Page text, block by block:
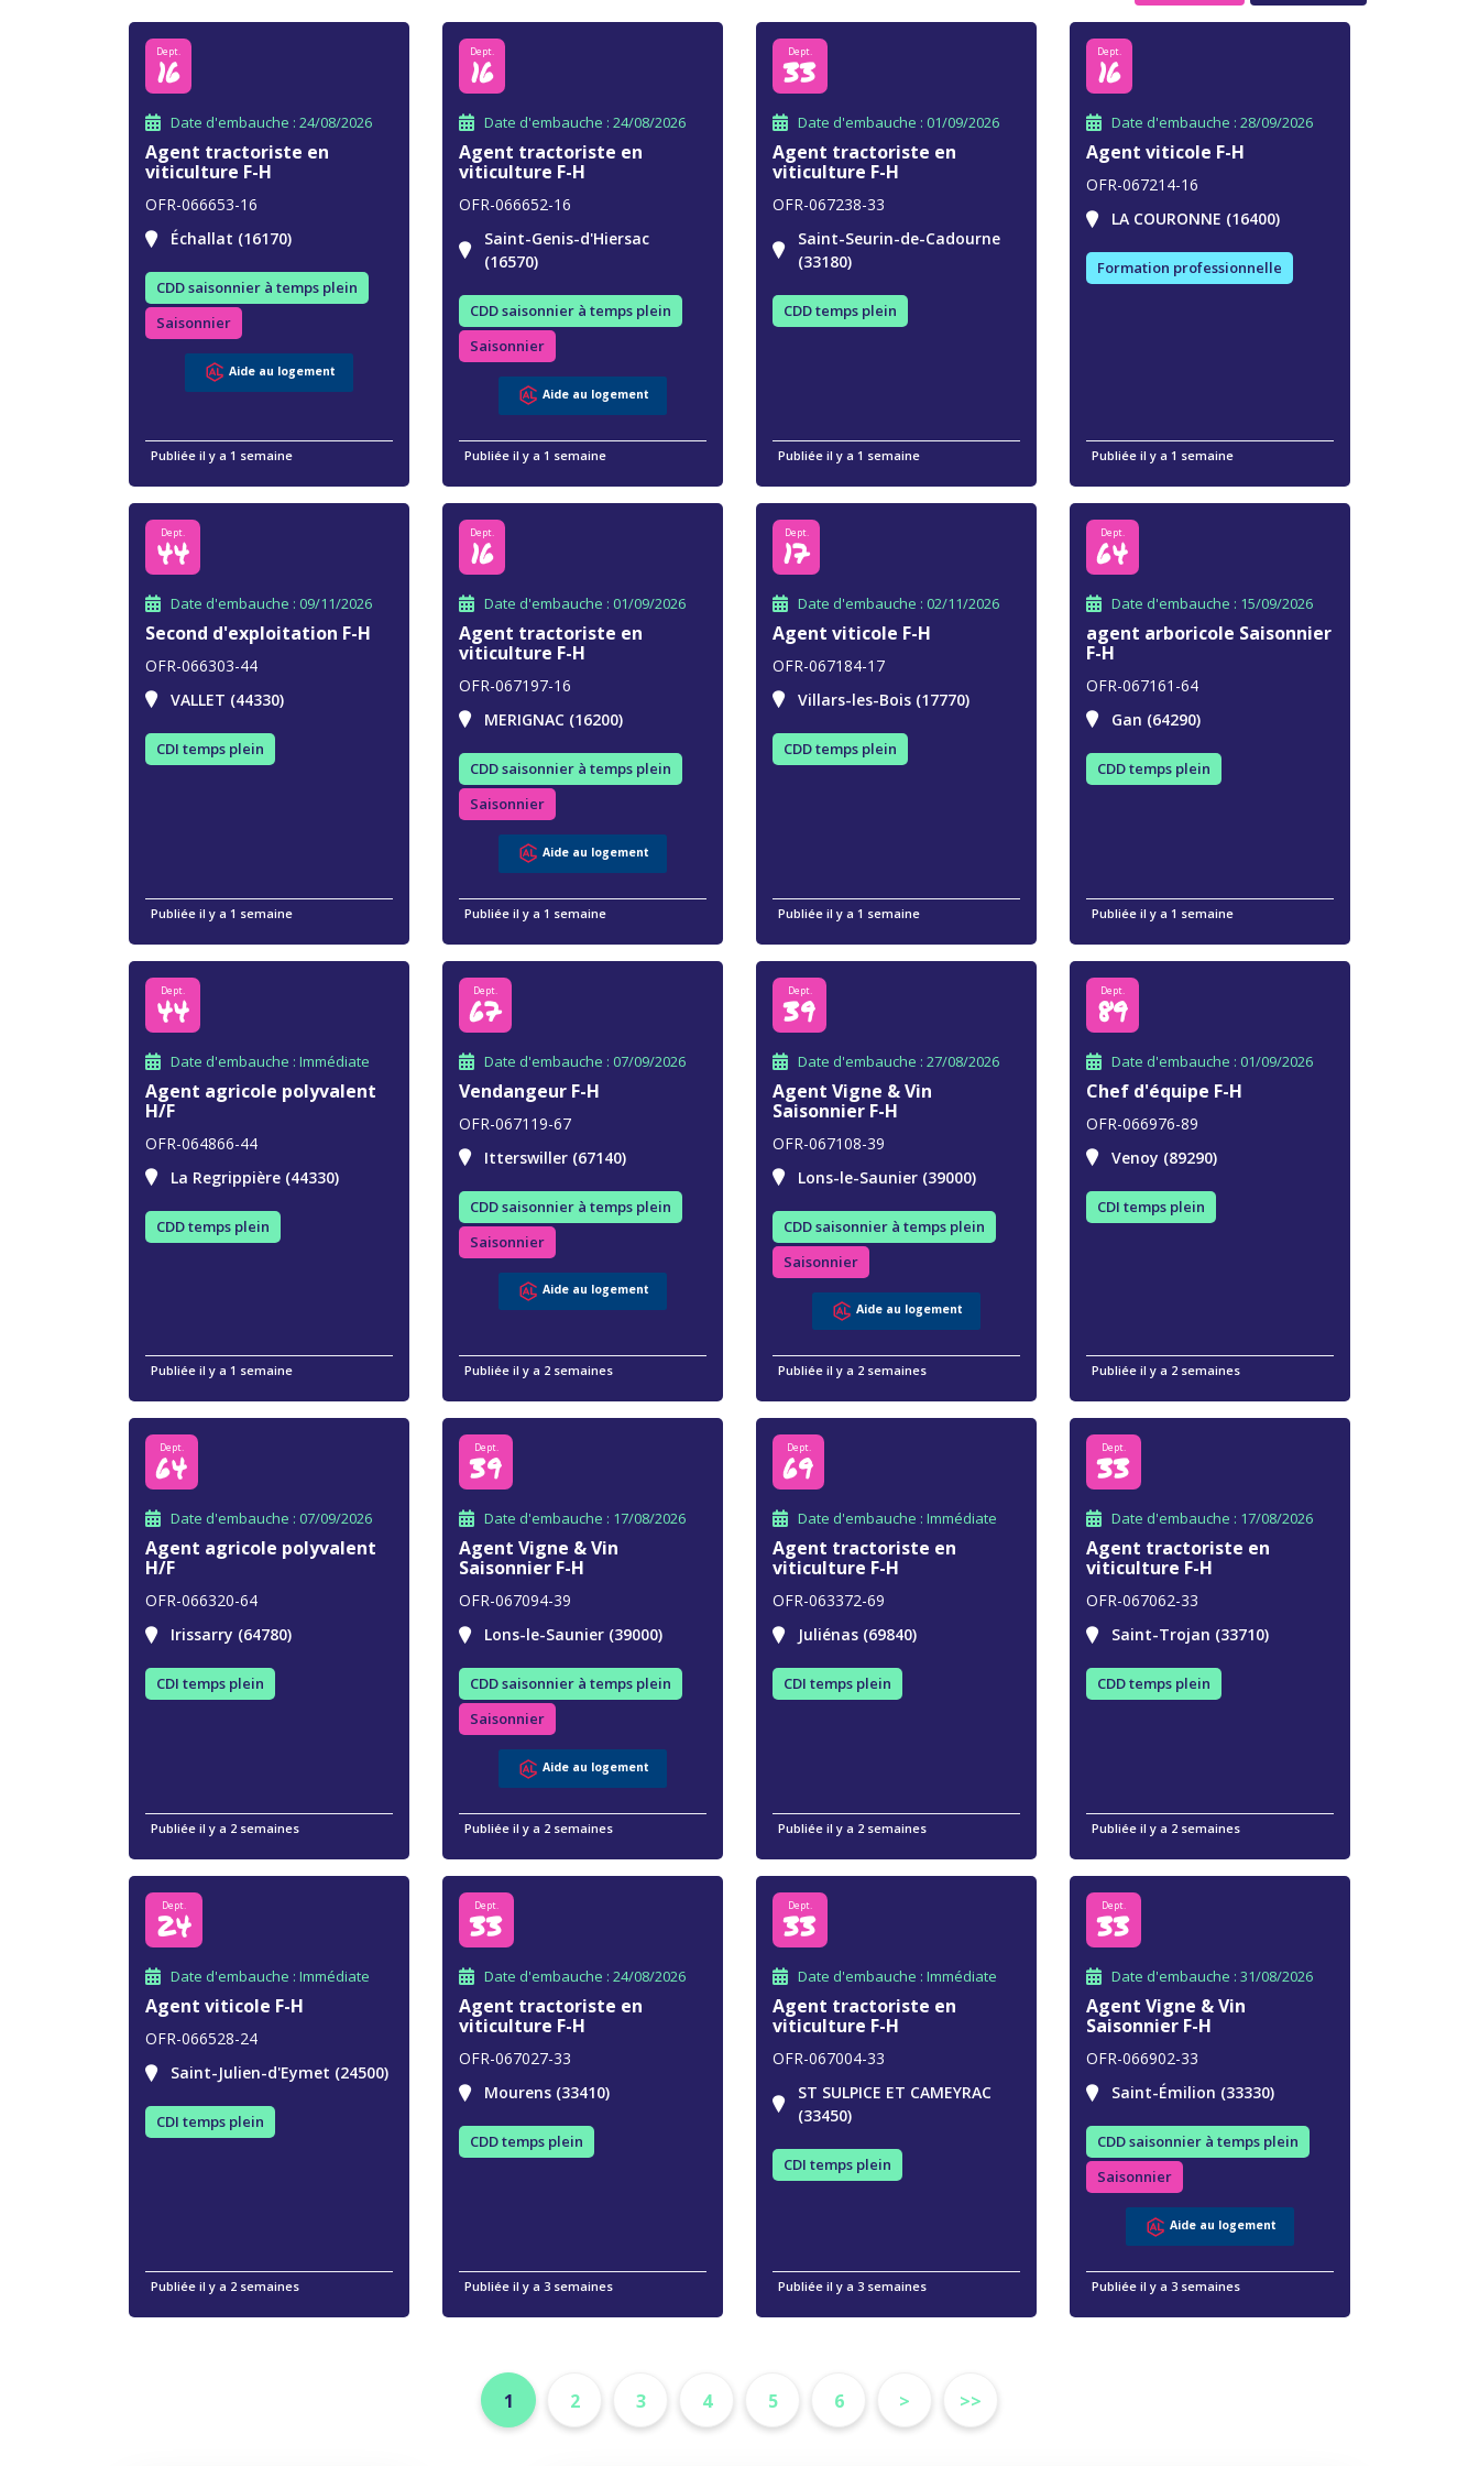
Dept.
16
Date d'embauche : 24/08/2026
Agent tractoriste en
viticulture F-H
OFR-066653-16
Échallat (16170)
CDD saisonnier à temps plein
Saisonnier
Aide au logement
Publiée il y a 1 semaine
Dept.
16
Date d'embauche : 24/08/2026
Agent tractoriste en
viticulture F-H
OFR-066652-16
Saint-Genis-d'Hiersac
(16570)
CDD saisonnier à temps plein
Saisonnier
Aide au logement
Publiée il y a 1 semaine
Dept.
33
Date d'embauche : 01/09/2026
Agent tractoriste en
viticulture F-H
OFR-067238-33
Saint-Seurin-de-Cadourne
(33180)
CDD temps plein
Publiée il y a 1 semaine
Dept.
16
Date d'embauche : 28/09/2026
Agent viticole F-H
OFR-067214-16
LA COURONNE (16400)
Formation professionnelle
Publiée il y a 1 semaine
Dept.
44
Date d'embauche : 09/11/2026
Second d'exploitation F-H
OFR-066303-44
VALLET (44330)
CDI temps plein
Publiée il y a 1 semaine
Dept.
16
Date d'embauche : 01/09/2026
Agent tractoriste en
viticulture F-H
OFR-067197-16
MERIGNAC (16200)
CDD saisonnier à temps plein
Saisonnier
Aide au logement
Publiée il y a 1 semaine
Dept.
17
Date d'embauche : 02/11/2026
Agent viticole F-H
OFR-067184-17
Villars-les-Bois (17770)
CDD temps plein
Publiée il y a 1 semaine
Dept.
64
Date d'embauche : 15/09/2026
agent arboricole Saisonnier
F-H
OFR-067161-64
Gan (64290)
CDD temps plein
Publiée il y a 1 semaine
Dept.
44
Date d'embauche : Immédiate
Agent agricole polyvalent
H/F
OFR-064866-44
La Regrippière (44330)
CDD temps plein
Publiée il y a 1 semaine
Dept.
67
Date d'embauche : 07/09/2026
Vendangeur F-H
OFR-067119-67
Itterswiller (67140)
CDD saisonnier à temps plein
Saisonnier
Aide au logement
Publiée il y a 2 semaines
Dept.
39
Date d'embauche : 27/08/2026
Agent Vigne & Vin
Saisonnier F-H
OFR-067108-39
Lons-le-Saunier (39000)
CDD saisonnier à temps plein
Saisonnier
Aide au logement
Publiée il y a 2 semaines
Dept.
89
Date d'embauche : 01/09/2026
Chef d'équipe F-H
OFR-066976-89
Venoy (89290)
CDI temps plein
Publiée il y a 2 semaines
Dept.
64
Date d'embauche : 07/09/2026
Agent agricole polyvalent
H/F
OFR-066320-64
Irissarry (64780)
CDI temps plein
Publiée il y a 2 semaines
Dept.
39
Date d'embauche : 17/08/2026
Agent Vigne & Vin
Saisonnier F-H
OFR-067094-39
Lons-le-Saunier (39000)
CDD saisonnier à temps plein
Saisonnier
Aide au logement
Publiée il y a 2 semaines
Dept.
69
Date d'embauche : Immédiate
Agent tractoriste en
viticulture F-H
OFR-063372-69
Juliénas (69840)
CDI temps plein
Publiée il y a 2 semaines
Dept.
33
Date d'embauche : 17/08/2026
Agent tractoriste en
viticulture F-H
OFR-067062-33
Saint-Trojan (33710)
CDD temps plein
Publiée il y a 2 semaines
Dept.
24
Date d'embauche : Immédiate
Agent viticole F-H
OFR-066528-24
Saint-Julien-d'Eymet (24500)
CDI temps plein
Publiée il y a 2 semaines
Dept.
33
Date d'embauche : 24/08/2026
Agent tractoriste en
viticulture F-H
OFR-067027-33
Mourens (33410)
CDD temps plein
Publiée il y a 3 semaines
Dept.
33
Date d'embauche : Immédiate
Agent tractoriste en
viticulture F-H
OFR-067004-33
ST SULPICE ET CAMEYRAC
(33450)
CDI temps plein
Publiée il y a 3 semaines
Dept.
33
Date d'embauche : 31/08/2026
Agent Vigne & Vin
Saisonnier F-H
OFR-066902-33
Saint-Émilion (33330)
CDD saisonnier à temps plein
Saisonnier
Aide au logement
Publiée il y a 3 semaines
1 2 3 4 5 6 > >>